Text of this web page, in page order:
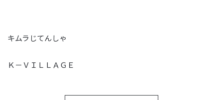
キムラじてんしゃ
Ｋ－ＶＩＬＬＡＧＥ